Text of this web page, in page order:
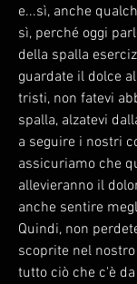
e...sì, anche
sì, perché oggi
della spalla
guardate il dolce
tristi, non fatevi
spalla, alzatevi
a seguire i nostri
assicuriamo che
allevieranno il
anche sentire
Quindi, non
scoprite nel
tutto ciò che c'è